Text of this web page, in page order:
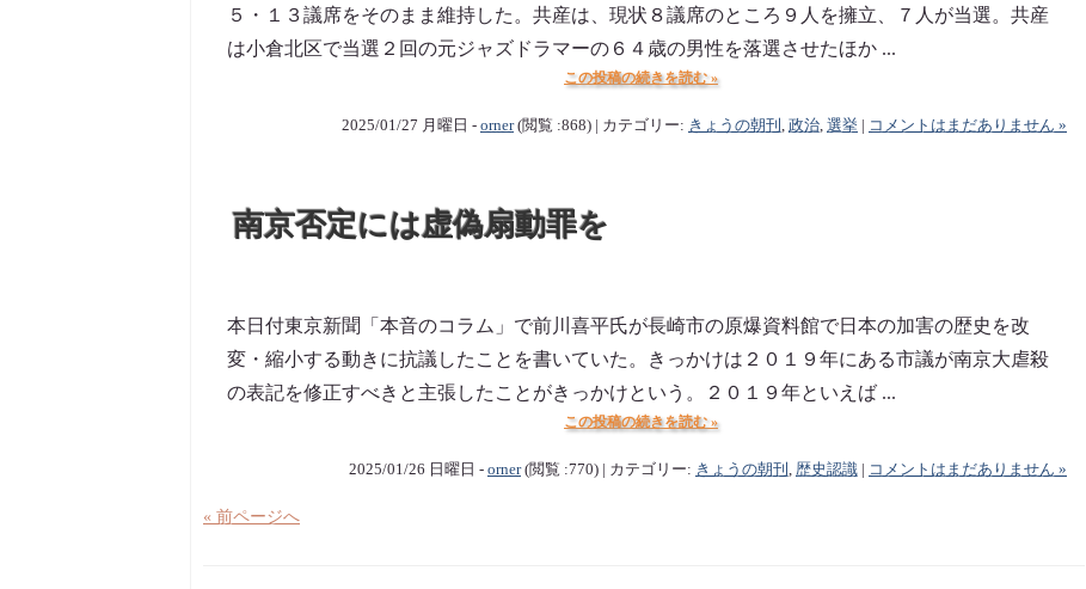
５・１３議席をそのまま維持した。共産は、現状８議席のところ９人を擁立、７人が当選。共産
は小倉北区で当選２回の元ジャズドラマーの６４歳の男性を落選させたほか ...
この投稿の続きを読む »
2025/01/27 月曜日 - orner(閲覧 :868) | カテゴリー: きょうの朝刊 , 政治, 選挙 コメントはまだありません »
南京否定には虚偽扇動罪を
本日付東京新聞「本音のコラム」で前川喜平氏が長崎市の原爆資料館で日本の加害の歴史を改
変・縮小する動きに抗議したことを書いていた。きっかけは２０１９年にある市議が南京大虐殺
の表記を修正すべきと主張したことがきっかけという。２０１９年といえば ...
この投稿の続きを読む »
2025/01/26 日曜日 - orner(閲覧 :770) | カテゴリー: きょうの朝刊 , 歴史認識| コメントはまだありません »
« 前ページへ